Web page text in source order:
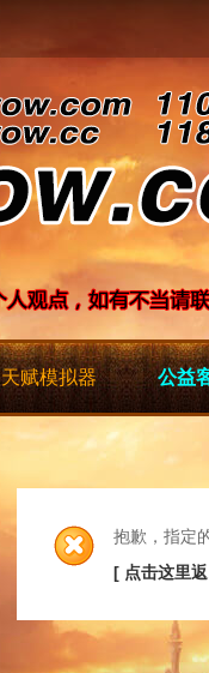
天赋模拟器 公益
抱歉，指定
[ 点击这里